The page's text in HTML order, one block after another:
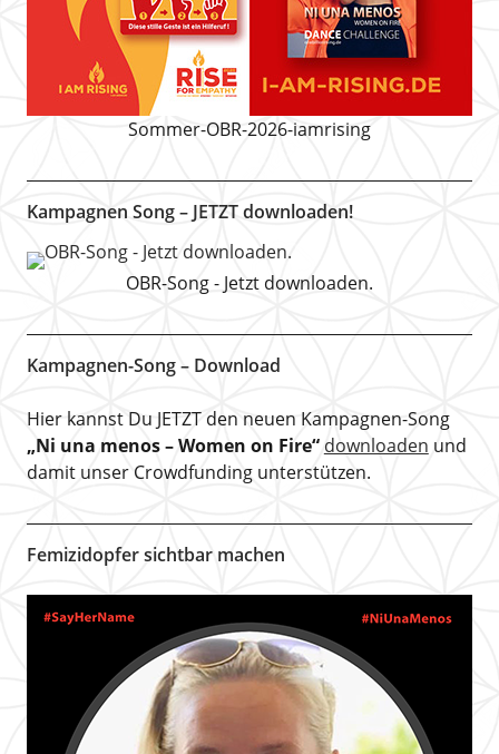
Sommer-OBR-2026-iamrising
Kampagnen Song – JETZT downloaden!
OBR-Song - Jetzt downloaden.
Kampagnen-Song – Download
Hier kannst Du JETZT den neuen Kampagnen-Song
„Ni una menos – Women on Fire“downloaden und
damit unser Crowdfunding unterstützen.
Femizidopfer sichtbar machen